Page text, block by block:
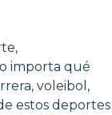
importa qué
voleibol,
estos deportes